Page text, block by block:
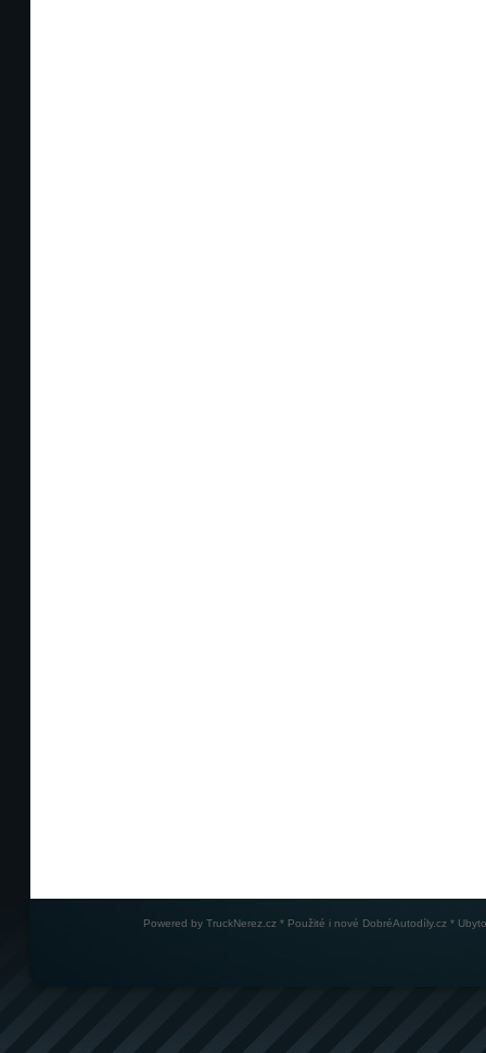
Powered by TruckNerez.cz* Použité i nové DobréAutodíly.cz*